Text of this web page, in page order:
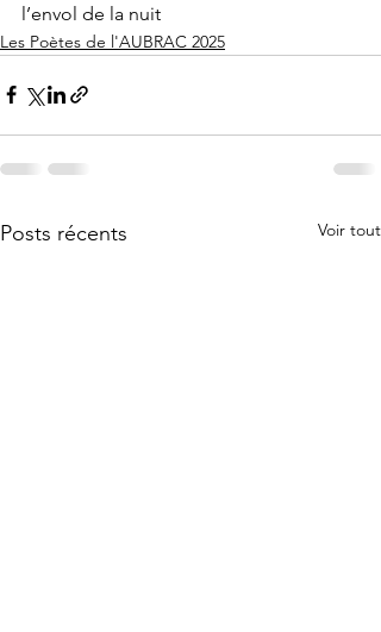
l’envol de la nuit
Les Poètes de l'AUBRAC 2025
Posts récents Voir tout